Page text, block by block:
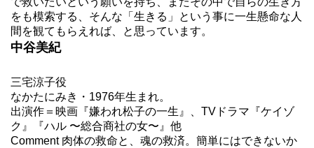
をも模索する、そんな「生きる」という事に一生懸命な人
間を観てもらえれば、と思っています。
中谷美紀
三宅涼子役
なかたにみき・1976年生まれ。
出演作＝映画『嫌われ松子の一生』、TVドラマ『ケイゾ
ク』『ハル 〜総合商社の女〜』他
Comment 肉体の救命と、魂の救済。簡単にはできないか